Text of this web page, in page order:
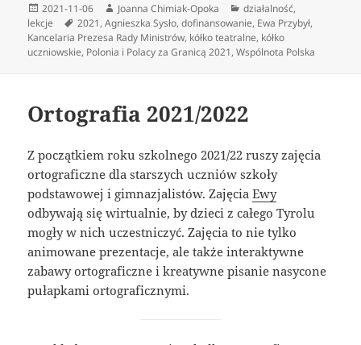
Data
publikacji
2021-11-06 Autor
Joanna Chimiak-Opoka Kategorie
działalność,
lekcje
Tagi
2021,Agnieszka Sysło,dofinansowanie, Ewa Przybył,
Kancelaria Prezesa Rady Ministrów, kółko teatralne, kółko
uczniowskie, Polonia i Polacy za Granicą 2021,Wspólnota Polska
Ortografia 2021/2022
Z początkiem roku szkolnego 2021/22 ruszy zajęcia
ortograficzne dla starszych uczniów szkoły
podstawowej i gimnazjalistów. ZajęciaEwy
odbywają się wirtualnie, by dzieci z całego Tyrolu
mogły w nich uczestniczyć. Zajęcia to nie tylko
animowane prezentacje, ale także interaktywne
zabawy ortograficzne i kreatywne pisanie nasycone
pułapkami ortograficznymi.